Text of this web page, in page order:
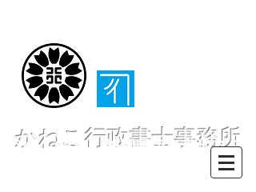
かねこ行政書士事務所
〒413-0234 静岡県伊東市池６２